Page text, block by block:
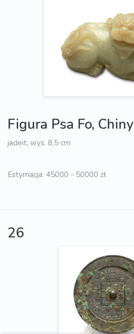
Figura Psa Fo, Chiny
jadeit; wys. 8,5 cm
Estymacja: 45000 - 50000 zł
26